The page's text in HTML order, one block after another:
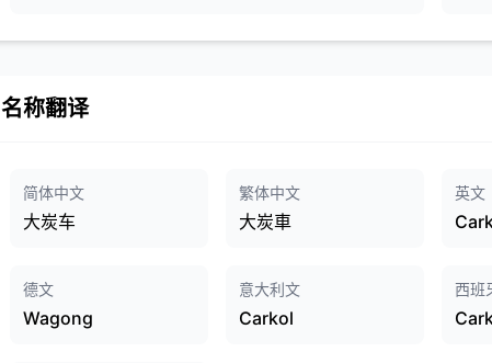
名称翻译
简体中文
大炭车
繁体中文
大炭車
英文
德文
Wagong
意大利文
Carkol
西班